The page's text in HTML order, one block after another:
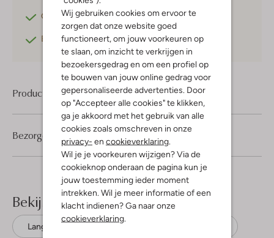
Wij gebruiken cookies om ervoor te
zorgen dat onze website goed
functioneert, om jouw voorkeuren op
te slaan, om inzicht te verkrijgen in
bezoekersgedrag en om een profiel op
te bouwen van jouw online gedrag voor
gepersonaliseerde advertenties. Door
op "Accepteer alle cookies" te klikken,
ga je akkoord met het gebruik van alle
cookies zoals omschreven in onze
privacy- en cookieverklaring.
Wil je je voorkeuren wijzigen? Via de
cookieknop onderaan de pagina kun je
jouw toestemming ieder moment
intrekken. Wil je meer informatie of een
klacht indienen? Ga naar onze
cookieverklaring.
Gratis retournerenbinnen 30 dagen*
Betaal achterafmet Klarna
Product informatie
Bezorgen & retourneren
Bekijk meer
Lange broeken Lil' Atelier